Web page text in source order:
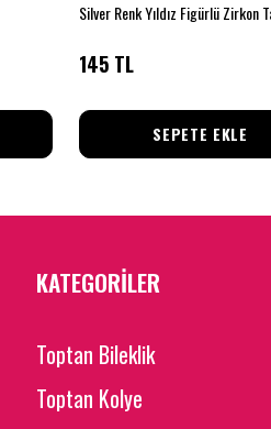
145 TL
SEPETE EKLE
KATEGORİLER
Toptan Bileklik
Toptan Kolye